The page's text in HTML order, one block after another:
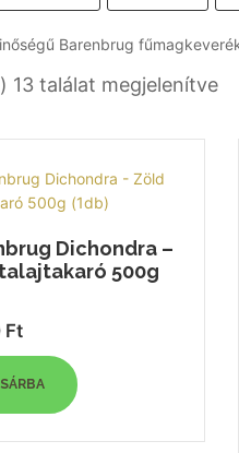
Barenbrug
13 találat megjelenítve
Dichondra –
500g
Ft